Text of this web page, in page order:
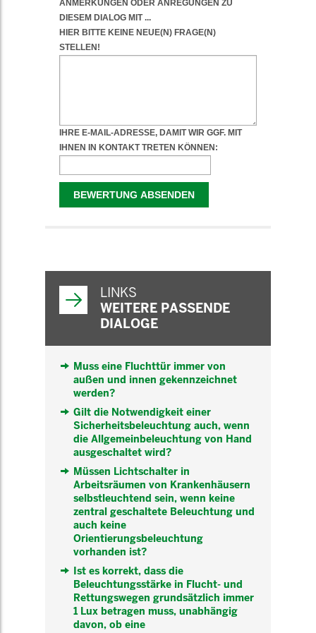
LINKS
WEITERE PASSENDE
DIALOGE
Muss eine Fluchttür immer von
außen und innen gekennzeichnet
werden?
Gilt die Notwendigkeit einer
Sicherheitsbeleuchtung auch, wenn
die Allgemeinbeleuchtung von Hand
ausgeschaltet wird?
Müssen Lichtschalter in
Arbeitsräumen von Krankenhäusern
selbstleuchtend sein, wenn keine
zentral geschaltete Beleuchtung und
auch keine
Orientierungsbeleuchtung
vorhanden ist?
Ist es korrekt, dass die
Beleuchtungsstärke in Flucht- und
Rettungswegen grundsätzlich immer
1 Lux betragen muss, unabhängig
davon, ob eine